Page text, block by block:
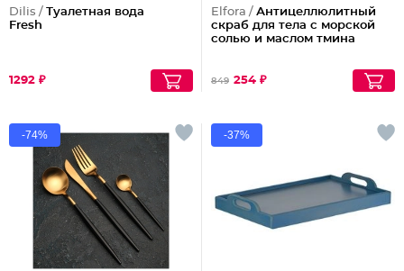
Dilis / Туалетная вода
Fresh
1292 ₽
Elfora / Антицеллюлитный
скраб для тела с морской
солью и маслом тмина
849 254 ₽
-74% -37%